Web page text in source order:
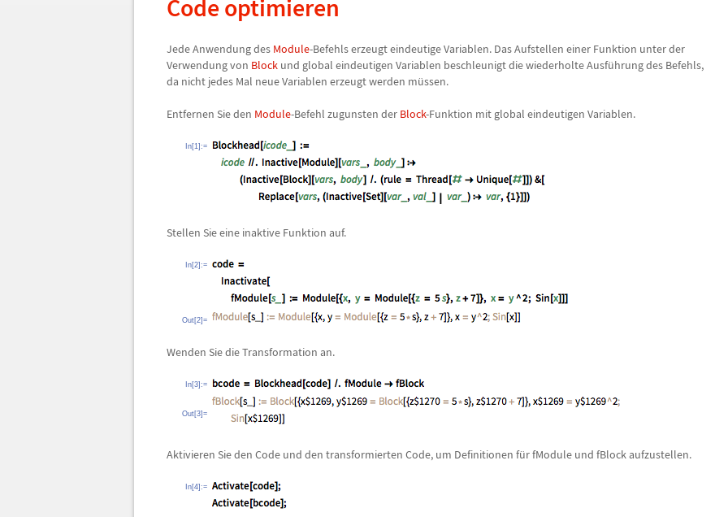
Code optimieren
Jede Anwendung des Module-Befehls erzeugt eindeutige Variablen. Das Aufstellen einer Funktion unter der
Verwendung von Blockund global eindeutigen Variablen beschleunigt die wiederholte Ausführung des Befehls,
da nicht jedes Mal neue Variablen erzeugt werden müssen.
Entfernen Sie den Module-Befehl zugunsten der Block-Funktion mit global eindeutigen Variablen.
In[1]:=
Stellen Sie eine inaktive Funktion auf.
In[2]:=
Out[2]=
Wenden Sie die Transformation an.
In[3]:=
Out[3]=
Aktivieren Sie den Code und den transformierten Code, um Definitionen fürfModuleund fBlockaufzustellen.
In[4]:=